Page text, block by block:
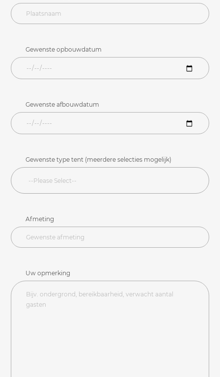
Gewenste opbouwdatum
Gewenste afbouwdatum
Gewenste type tent (meerdere selecties mogelijk)
Afmeting
Uw opmerking